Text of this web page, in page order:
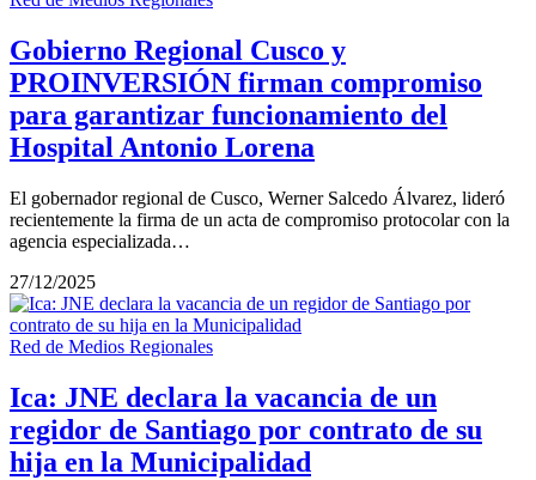
Gobierno Regional Cusco y
PROINVERSIÓN firman compromiso
para garantizar funcionamiento del
Hospital Antonio Lorena
El gobernador regional de Cusco, Werner Salcedo Álvarez, lideró
recientemente la firma de un acta de compromiso protocolar con la
agencia especializada…
27/12/2025
Red de Medios Regionales
Ica: JNE declara la vacancia de un
regidor de Santiago por contrato de su
hija en la Municipalidad